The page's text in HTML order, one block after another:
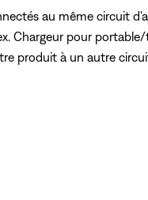
au même circuit
pour
produit à un autre